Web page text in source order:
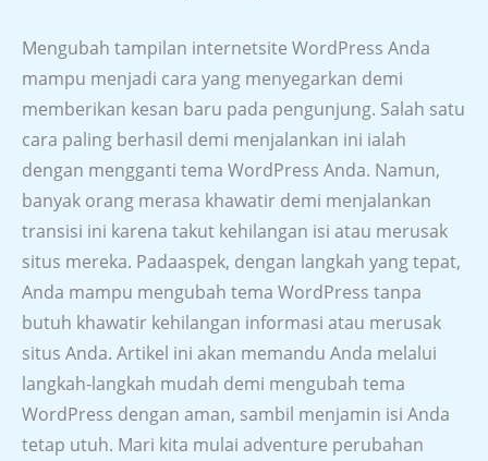
Mengubah tampilan internetsite WordPress Anda
mampu menjadi cara yang menyegarkan demi
memberikan kesan baru pada pengunjung. Salah satu
cara paling berhasil demi menjalankan ini ialah
dengan mengganti tema WordPress Anda. Namun,
banyak orang merasa khawatir demi menjalankan
transisi ini karena takut kehilangan isi atau merusak
situs mereka. Padaaspek, dengan langkah yang tepat,
Anda mampu mengubah tema WordPress tanpa
butuh khawatir kehilangan informasi atau merusak
situs Anda. Artikel ini akan memandu Anda melalui
langkah-langkah mudah demi mengubah tema
WordPress dengan aman, sambil menjamin isi Anda
tetap utuh. Mari kita mulai adventure perubahan